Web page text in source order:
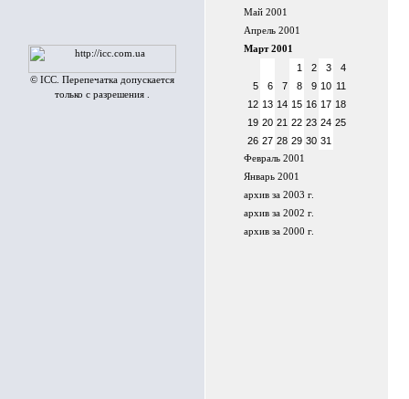
© ICC. Перепечатка допускается
только с разрешения .
Май 2001
Апрель 2001
Март 2001
1 2 3
4
5
6 7 8 9 10 11
12 13 14 15 16 17 18
19 20 21 22 23 24 25
26 27 28 29 30 31
Февраль 2001
Январь 2001
архив за 2003 г.
архив за 2002 г.
архив за 2000 г.